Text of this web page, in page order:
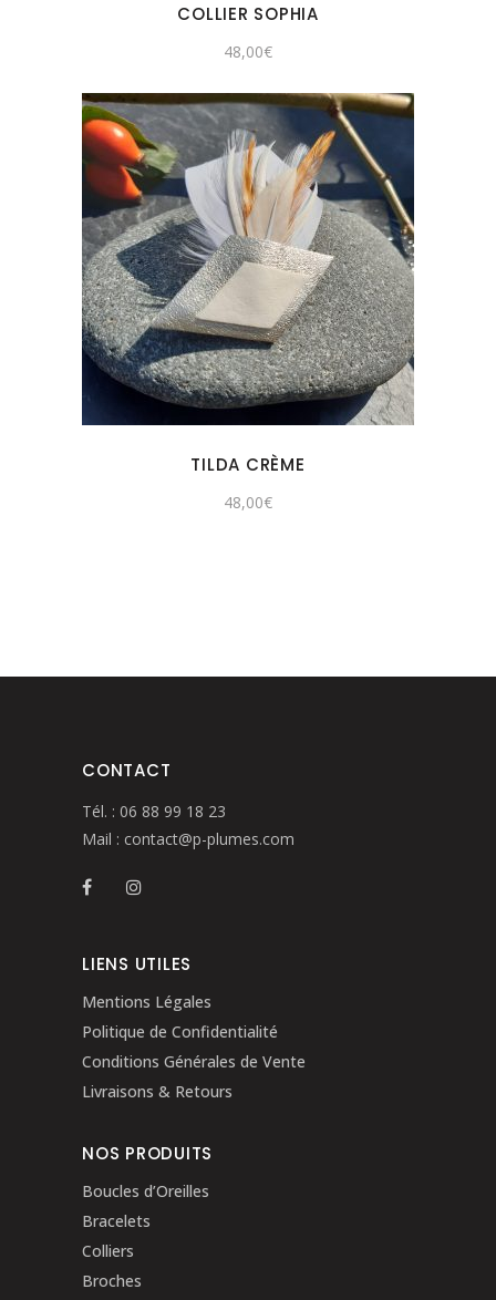
COLLIER SOPHIA
48,00€
TILDA CRÈME
48,00€
CONTACT
Tél. : 06 88 99 18 23
Mail : contact@p-plumes.com
LIENS UTILES
Mentions Légales
Politique de Confidentialité
Conditions Générales de Vente
Livraisons & Retours
NOS PRODUITS
Boucles d’Oreilles
Bracelets
Colliers
Broches